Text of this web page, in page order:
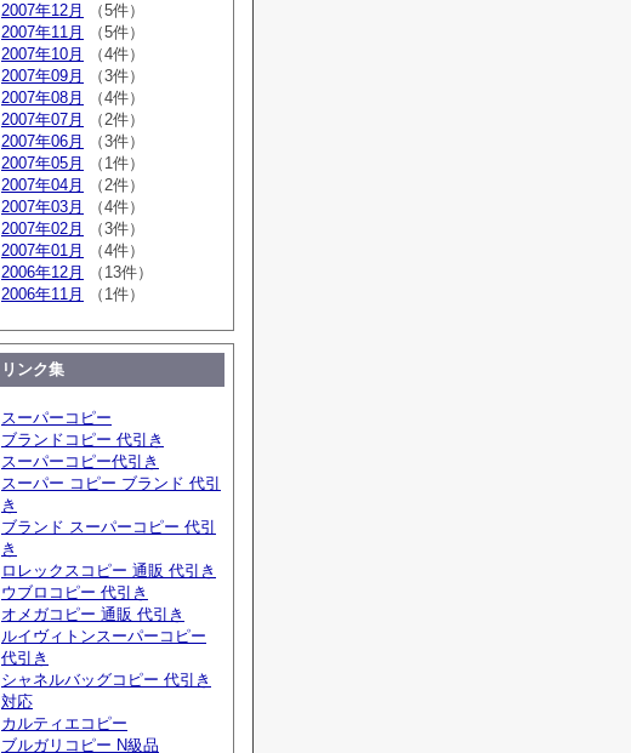
2007年12月
（5件）
2007年11月
（5件）
2007年10月
（4件）
2007年09月
（3件）
2007年08月
（4件）
2007年07月
（2件）
2007年06月
（3件）
2007年05月
（1件）
2007年04月
（2件）
2007年03月
（4件）
2007年02月
（3件）
2007年01月
（4件）
2006年12月
（13件）
2006年11月
（1件）
リンク集
スーパーコピー
ブランドコピー 代引き
スーパーコピー代引き
スーパー コピー ブランド 代引
き
ブランド スーパーコピー 代引
き
ロレックスコピー 通販 代引き
ウブロコピー 代引き
オメガコピー 通販 代引き
ルイヴィトンスーパーコピー
代引き
シャネルバッグコピー 代引き
対応
カルティエコピー
ブルガリコピー N級品